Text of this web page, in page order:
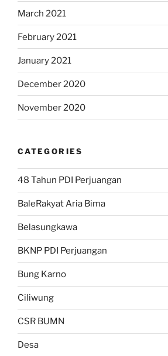
March 2021
February 2021
January 2021
December 2020
November 2020
CATEGORIES
48 Tahun PDI Perjuangan
BaleRakyat Aria Bima
Belasungkawa
BKNP PDI Perjuangan
Bung Karno
Ciliwung
CSR BUMN
Desa